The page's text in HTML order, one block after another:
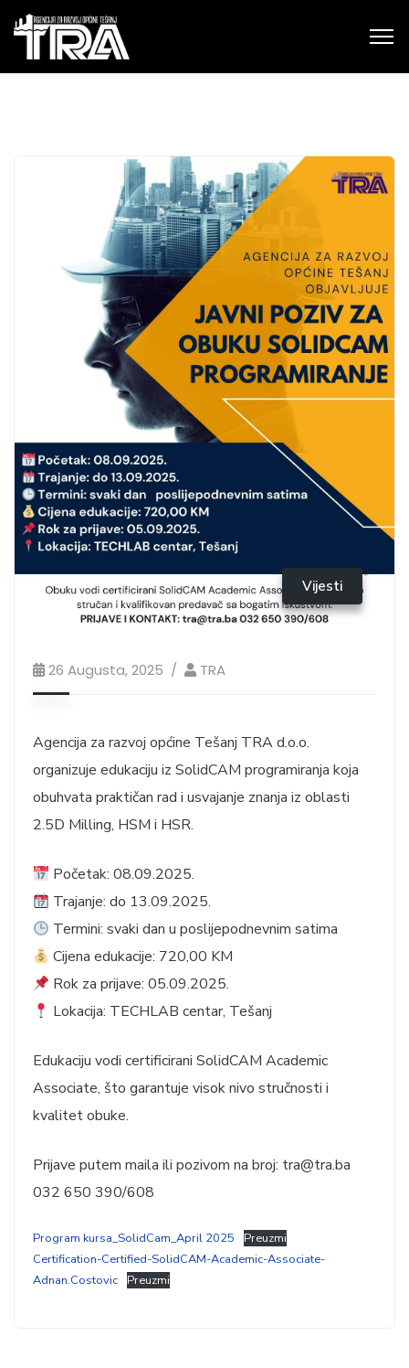
Vijesti
26 Augusta, 2025 TRA
Agencija za razvoj općine Tešanj TRA d.o.o.
organizuje edukaciju iz SolidCAM programiranja koja
obuhvata praktičan rad i usvajanje znanja iz oblasti
2.5D Milling, HSM i HSR.
Početak: 08.09.2025.
Trajanje: do 13.09.2025.
Termini: svaki dan u poslijepodnevnim satima
Cijena edukacije: 720,00 KM
Rok za prijave: 05.09.2025.
Lokacija: TECHLAB centar, Tešanj
Edukaciju vodi certificirani SolidCAM Academic
Associate, što garantuje visok nivo stručnosti i
kvalitet obuke.
Prijave putem maila ili pozivom na broj: tra@tra.ba
032 650 390/608
Program kursa_SolidCam_April 2025
Preuzmi
Certification-Certified-SolidCAM-Academic-Associate-
Adnan.Costovic
Preuzmi